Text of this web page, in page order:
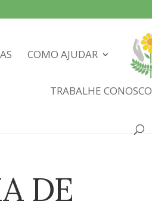
COMO AJUDAR
TRABALHE CONOSCO
DE